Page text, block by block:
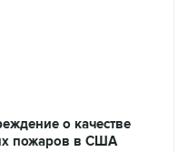
о качестве
пожаров в США